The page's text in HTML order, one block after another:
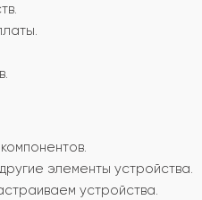
элементы устройства.
устройства.